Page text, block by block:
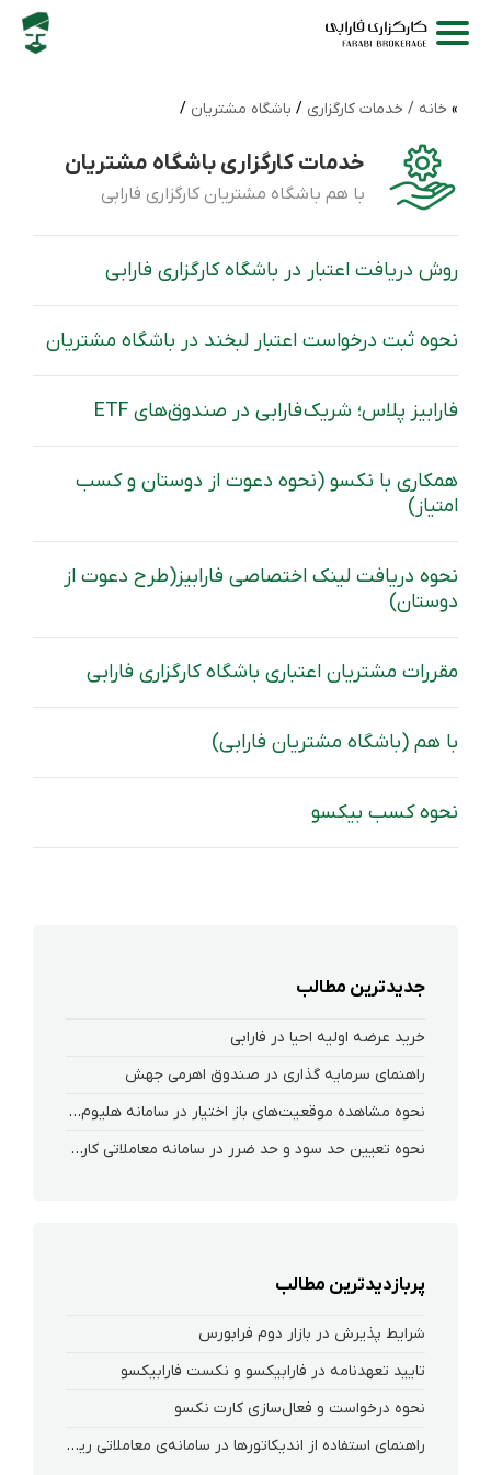
خانه / خدمات کارگزاری / باشگاه مشتریان /
خدمات کارگزاری باشگاه مشتریان
با هم باشگاه مشتریان کارگزاری فارابی
روش دریافت اعتبار در باشگاه کارگزاری فارابی
نحوه ثبت درخواست اعتبار لبخند در باشگاه مشتریان
فارابیز پلاس؛ شریک فارابی در صندوق‌های ETF
همکاری با نکسو (نحوه دعوت از دوستان و کسب
امتیاز)
نحوه دریافت لینک اختصاصی فارابیز(طرح دعوت از
دوستان)
مقررات مشتریان اعتباری باشگاه کارگزاری فارابی
با هم (باشگاه مشتریان فارابی)
نحوه کسب بیکسو
جدیدترین مطالب
خرید عرضه اولیه احیا در فارابی
راهنمای سرمایه گذاری در صندوق اهرمی جهش
نحوه‌ مشاهده‌ موقعیت‌های باز اختیار در سامانه هلیوم و نکست
نحوه تعیین حد سود و حد ضرر در سامانه معاملاتی کارگزاری فارابی
پربازدیدترین مطالب
شرایط پذیرش در بازار دوم فرابورس
تایید تعهدنامه در فارابیکسو و نکست فارابیکسو
نحوه درخواست و فعال‌سازی کارت نکسو
راهنمای استفاده از اندیکاتورها در سامانه‌ی معاملاتی ریواس